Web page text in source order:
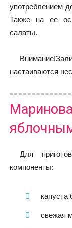
употреблением
Также на ее
салаты.
настаиваются
Для
компоненты:
капуста
свежая